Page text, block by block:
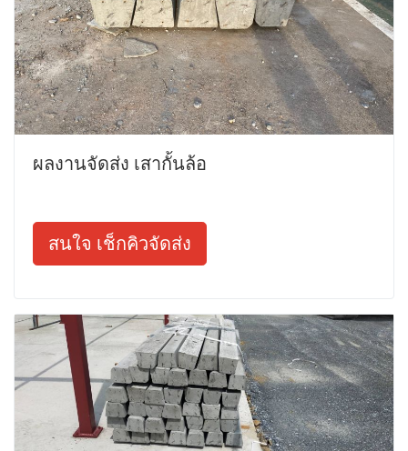
ผลงานจัดส่ง เสากั้นล้อ
สนใจ เช็กคิวจัดส่ง